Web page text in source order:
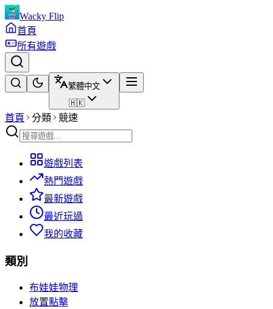
Wacky Flip
首頁
所有遊戲
繁體中文
🇭🇰
首頁 分類 競速
遊戲列表
熱門遊戲
最新遊戲
最近玩過
我的收藏
類別
布娃娃物理
放置點擊